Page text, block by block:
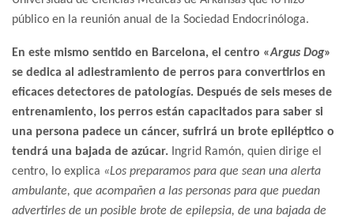
público en la reunión anual de la Sociedad Endocrinóloga.
En este mismo sentido en Barcelona, el centro «Argus Dog»
se dedica al adiestramiento de perros para convertirlos en
eficaces detectores de patologías. Después de seis meses de
entrenamiento, los perros están capacitados para saber si
una persona padece un cáncer, sufrirá un brote epiléptico o
tendrá una bajada de azúcar. Ingrid Ramón, quien dirige el
centro, lo explica «Los preparamos para que sean una alerta
ambulante, que acompañen a las personas para que puedan
advertirles de un posible brote de epilepsia, de una bajada de